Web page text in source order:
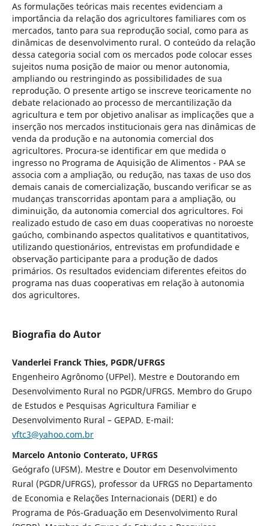
As formulações teóricas mais recentes evidenciam a
importância da relação dos agricultores familiares com os
mercados, tanto para sua reprodução social, como para as
dinâmicas de desenvolvimento rural. O conteúdo da relação
dessa categoria social com os mercados pode colocar esses
sujeitos numa posição de maior ou menor autonomia,
ampliando ou restringindo as possibilidades de sua
reprodução. O presente artigo se inscreve teoricamente no
debate relacionado ao processo de mercantilização da
agricultura e tem por objetivo analisar as implicações que a
inserção nos mercados institucionais gera nas dinâmicas de
venda da produção e na autonomia comercial dos
agricultores. Procura-se identificar em que medida o
ingresso no Programa de Aquisição de Alimentos - PAA se
associa com a ampliação, ou redução, nas taxas de uso dos
demais canais de comercialização, buscando verificar se as
mudanças transcorridas apontam para a ampliação, ou
diminuição, da autonomia comercial dos agricultores. Foi
realizado estudo de caso em duas cooperativas no noroeste
gaúcho, combinando aspectos qualitativos e quantitativos,
utilizando questionários, entrevistas em profundidade e
observação participante para a produção de dados
primários. Os resultados evidenciam diferentes efeitos do
programa nas duas cooperativas em relação à autonomia
dos agricultores.
Biografia do Autor
Vanderlei Franck Thies, PGDR/UFRGS
Engenheiro Agrônomo (UFPel). Mestre e Doutorando em
Desenvolvimento Rural no PGDR/UFRGS. Membro do Grupo
de Estudos e Pesquisas Agricultura Familiar e
Desenvolvimento Rural – GEPAD. E-mail:
vftc3@yahoo.com.br
Marcelo Antonio Conterato, UFRGS
Geógrafo (UFSM). Mestre e Doutor em Desenvolvimento
Rural (PGDR/UFRGS), professor da UFRGS no Departamento
de Economia e Relações Internacionais (DERI) e do
Programa de Pós-Graduação em Desenvolvimento Rural